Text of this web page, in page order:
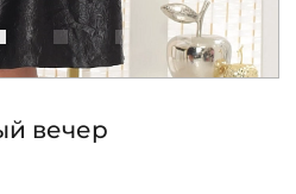
вечер